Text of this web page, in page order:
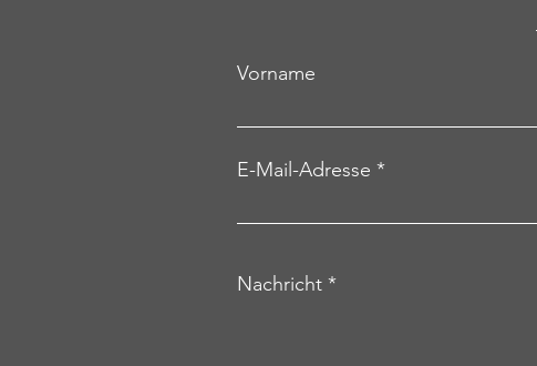
Vorname
E-Mail-Adresse
Nachricht